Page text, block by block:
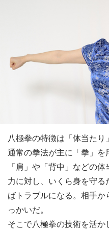
八極拳の特徴は「体当たり
通常の拳法が主に「拳」
「肩」や「背中」などの
力に対し、いくら身を守
ばトラブルになる。相手
っかいだ。
そこで八極拳の技術を活か